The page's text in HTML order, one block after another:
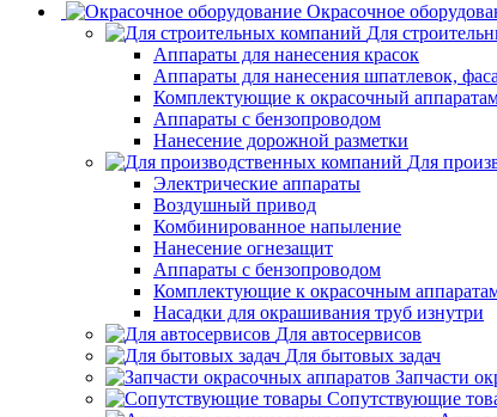
Окрасочное
Для
Аппараты для нанесения красок
Аппараты для нанесения шпатлевок,
Комплектующие к окрасочный
Аппараты с бензопроводом
Нанесение дорожной разметки
Для
Электрические аппараты
Воздушный привод
Комбинированное напыление
Нанесение огнезащит
Аппараты с бензопроводом
Комплектующие к окрасочным
Насадки для окрашивания труб изнутри
Для автосервисов
Для бытовых задач
Запчасти
Сопутствующие